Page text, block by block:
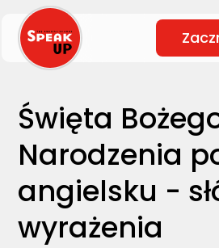
Święta
Narodzenia
angielsku -
wyrażenia